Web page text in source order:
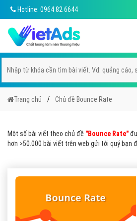
Hotline: 0964 82 6644
Trang chủ Chủ đề Bounce Rate
Một số bài viết theo chủ đề "Bounce Rate"
hơn >50.000 bài viết trên web gửi tới quý bạn